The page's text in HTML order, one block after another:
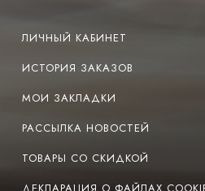
ЛИЧНЫЙ КАБИНЕТ
ИСТОРИЯ ЗАКАЗОВ
МОИ ЗАКЛАДКИ
РАССЫЛКА НОВОСТЕЙ
ТОВАРЫ СО СКИДКОЙ